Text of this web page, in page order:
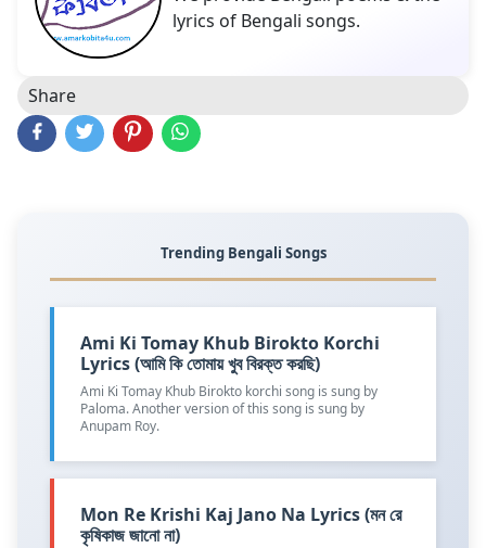
lyrics of Bengali songs.
Share
Trending Bengali Songs
Ami Ki Tomay Khub Birokto Korchi
Lyrics (আমি কি তোমায় খুব বিরক্ত করছি)
Ami Ki Tomay Khub Birokto korchi song is sung by
Paloma. Another version of this song is sung by
Anupam Roy.
Mon Re Krishi Kaj Jano Na Lyrics (মন রে
কৃষিকাজ জানো না)